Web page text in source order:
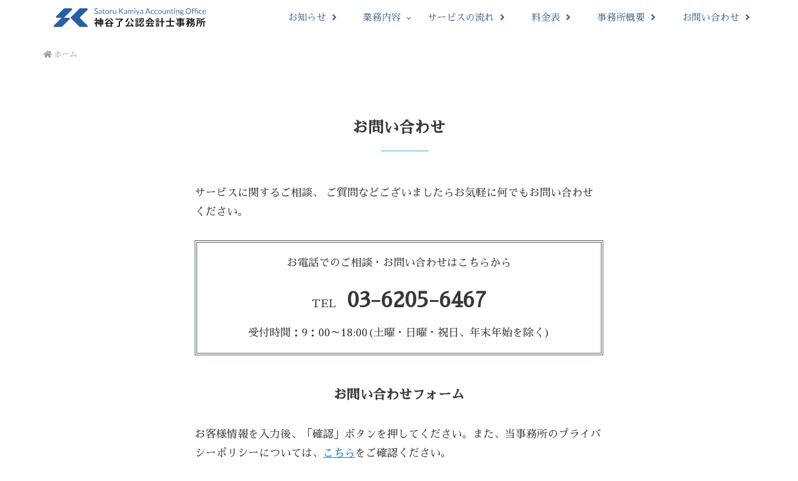
お知らせ 業務内容 サービスの流れ 料金表 事務所概要 お問い合わせ
ホーム
お問い合わせ
サービスに関するご相談、 ご質問などございましたらお気軽に何でもお問い合わせ
ください。
お電話でのご相談・お問い合わせはこちらから
TEL 03-6205-6467
受付時間：9：00～18:00(土曜・日曜・祝日、年末年始を除く)
お問い合わせフォーム
お客様情報を入力後、「確認」ボタンを押してください。また、当事務所のプライバ
シーポリシーについては、
こちら をご確認ください。